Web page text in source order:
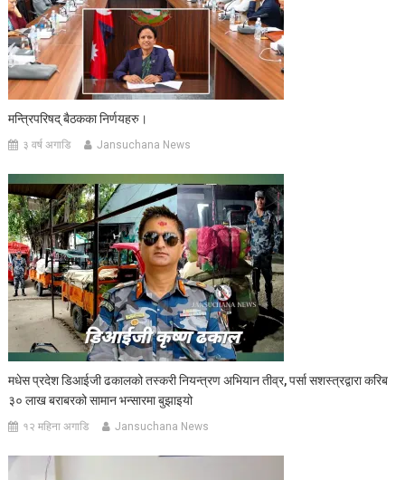
मन्त्रिपरिषद् बैठकका निर्णयहरु।
३ वर्ष अगाडि Jansuchana News
मधेस प्रदेश डिआईजी ढकालको तस्करी नियन्त्रण अभियान तीव्र, पर्सा सशस्त्रद्वारा करिब
३० लाख बराबरको सामान भन्सारमा बुझाइयो
१२ महिना अगाडि Jansuchana News